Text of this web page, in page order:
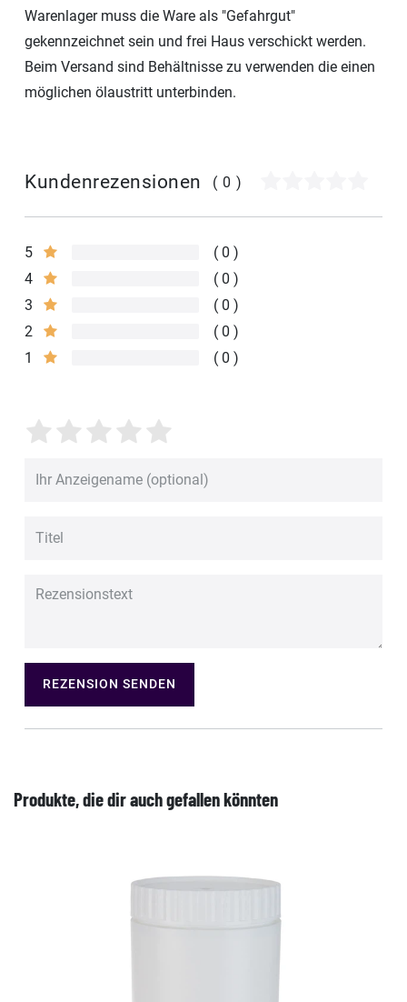
Warenlager muss die Ware als "Gefahrgut"
gekennzeichnet sein und frei Haus verschickt werden.
Beim Versand sind Behältnisse zu verwenden die einen
möglichen ölaustritt unterbinden.
Kundenrezensionen (0)
5
0
4
0
3
0
2
0
1
0
REZENSION SENDEN
Produkte, die dir auch gefallen könnten